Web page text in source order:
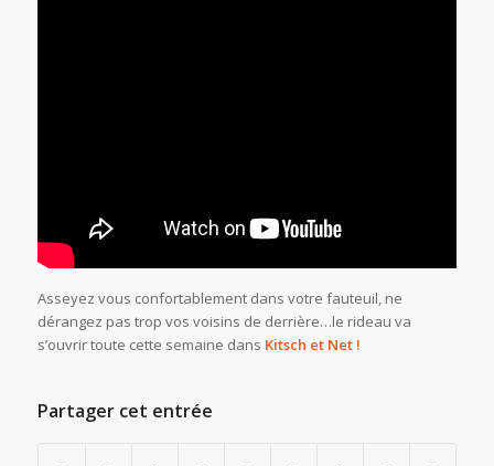
Asseyez vous confortablement dans votre fauteuil, ne
dérangez pas trop vos voisins de derrière…le rideau va
s’ouvrir toute cette semaine dans Kitsch et Net !
Partager cet entrée